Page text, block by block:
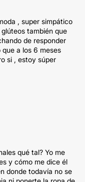
, super simpático
también que
de responder
a los 6 meses
si , estoy súper
qué tal? Yo me
y cómo me dice él
donde todavía no se